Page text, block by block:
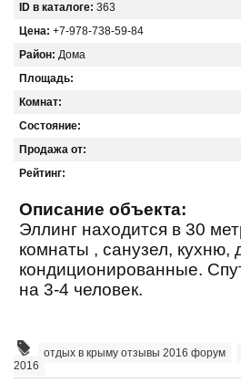
ID в каталоге: 363
Цена: +7-978-738-59-84
Район: Дома
Площадь:
Комнат:
Состояние:
Продажа от:
Рейтинг:
Описание объекта:
Эллинг находится в 30
комнаты , санузел, кухню,
кондиционированные.
на 3-4 человек.
отдых в крыму отзывы 2016 форум
2016